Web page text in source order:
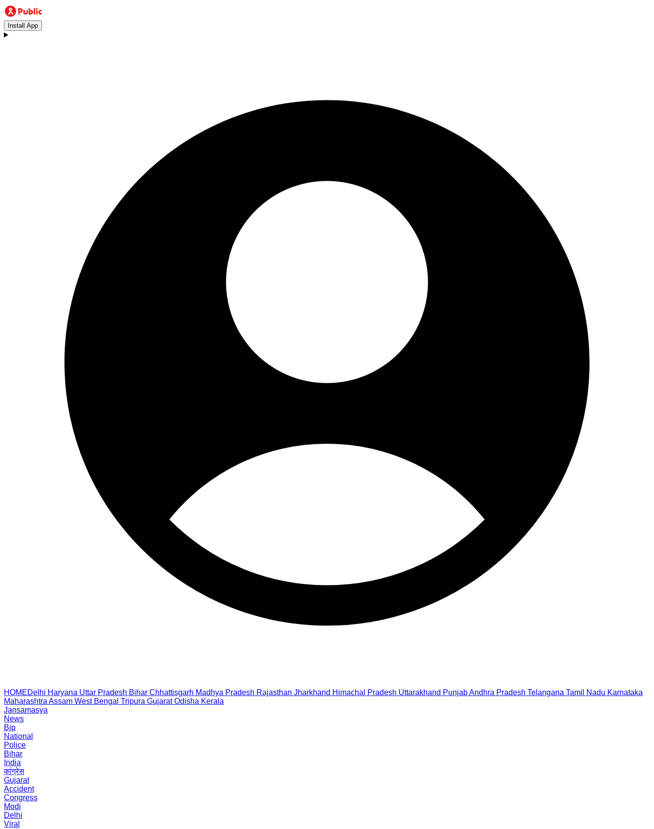
Install App
HOMEDelhi Haryana Uttar Pradesh Bihar Chhattisgarh Madhya Pradesh Rajasthan Jharkhand Himachal Pradesh Uttarakhand PunjabAndhra Pradesh Telangana Tamil Nadu Karnataka
Maharashtra Assam West Bengal Tripura Gujarat Odisha Kerala
Jansamasya
News
Bjp
National
Police
Bihar
India
कांग्रेस
Gujarat
Accident
Congress
Modi
Delhi
Viral